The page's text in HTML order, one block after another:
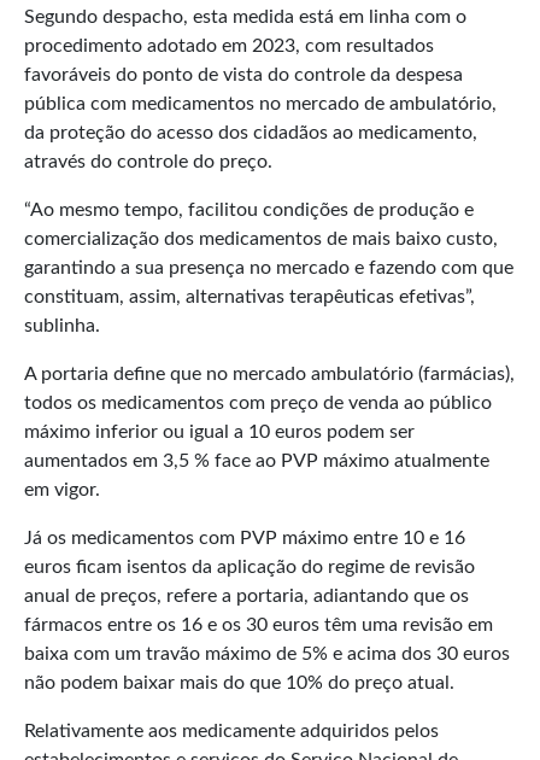
Segundo despacho, esta medida está em linha com o
procedimento adotado em 2023, com resultados
favoráveis do ponto de vista do controle da despesa
pública com medicamentos no mercado de ambulatório,
da proteção do acesso dos cidadãos ao medicamento,
através do controle do preço.
“Ao mesmo tempo, facilitou condições de produção e
comercialização dos medicamentos de mais baixo custo,
garantindo a sua presença no mercado e fazendo com que
constituam, assim, alternativas terapêuticas efetivas”,
sublinha.
A portaria define que no mercado ambulatório (farmácias),
todos os medicamentos com preço de venda ao público
máximo inferior ou igual a 10 euros podem ser
aumentados em 3,5 % face ao PVP máximo atualmente
em vigor.
Já os medicamentos com PVP máximo entre 10 e 16
euros ficam isentos da aplicação do regime de revisão
anual de preços, refere a portaria, adiantando que os
fármacos entre os 16 e os 30 euros têm uma revisão em
baixa com um travão máximo de 5% e acima dos 30 euros
não podem baixar mais do que 10% do preço atual.
Relativamente aos medicamente adquiridos pelos